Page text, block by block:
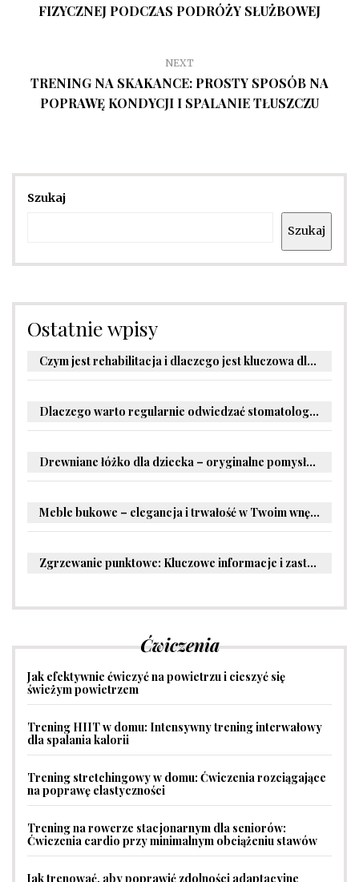
FIZYCZNEJ PODCZAS PODRÓŻY SŁUŻBOWEJ
NEXT
TRENING NA SKAKANCE: PROSTY SPOSÓB NA
POPRAWĘ KONDYCJI I SPALANIE TŁUSZCZU
Szukaj
Szukaj
Ostatnie wpisy
Czym jest rehabilitacja i dlaczego jest kluczowa dla powrotu do zdrowia?
Dlaczego warto regularnie odwiedzać stomatologa?
Drewniane łóżko dla dziecka – oryginalne pomysły na aranżację pokoju malucha
Meble bukowe – elegancja i trwałość w Twoim wnętrzu
Zgrzewanie punktowe: Kluczowe informacje i zastosowania w przemyśle
Ćwiczenia
Jak efektywnie ćwiczyć na powietrzu i cieszyć się
świeżym powietrzem
Trening HIIT w domu: Intensywny trening interwałowy
dla spalania kalorii
Trening stretchingowy w domu: Ćwiczenia rozciągające
na poprawę elastyczności
Trening na rowerze stacjonarnym dla seniorów:
Ćwiczenia cardio przy minimalnym obciążeniu stawów
Jak trenować, aby poprawić zdolności adaptacyjne